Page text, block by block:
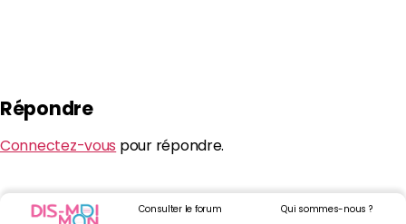
Répondre
Connectez-vous pour répondre.
Consulter le forum
Qui sommes-nous ?